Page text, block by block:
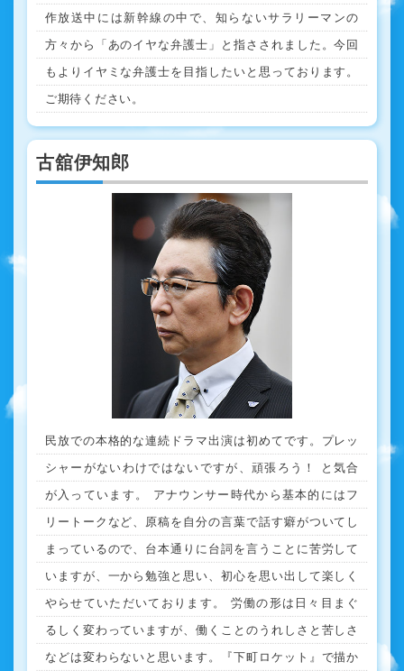
作放送中には新幹線の中で、知らないサラリーマンの
方々から「あのイヤな弁護士」と指さされました。今回
もよりイヤミな弁護士を目指したいと思っております。
ご期待ください。
古舘伊知郎
民放での本格的な連続ドラマ出演は初めてです。プレッ
シャーがないわけではないですが、頑張ろう！ と気合
が入っています。 アナウンサー時代から基本的にはフ
リートークなど、原稿を自分の言葉で話す癖がついてし
まっているので、台本通りに台詞を言うことに苦労して
いますが、一から勉強と思い、初心を思い出して楽しく
やらせていただいております。 労働の形は日々目まぐ
るしく変わっていますが、働くことのうれしさと苦しさ
などは変わらないと思います。『下町ロケット』で描か